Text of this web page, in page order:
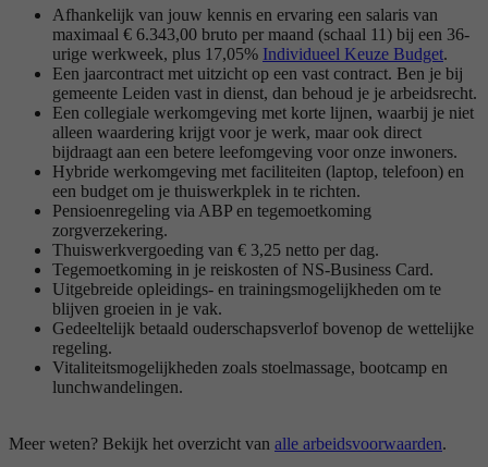
Afhankelijk van jouw kennis en ervaring een salaris van
maximaal € 6.343,00 bruto per maand (schaal 11) bij een 36-
urige werkweek, plus 17,05% Individueel Keuze Budget.
Een jaarcontract met uitzicht op een vast contract. Ben je bij
gemeente Leiden vast in dienst, dan behoud je je arbeidsrecht.
Een collegiale werkomgeving met korte lijnen, waarbij je niet
alleen waardering krijgt voor je werk, maar ook direct
bijdraagt aan een betere leefomgeving voor onze inwoners.
Hybride werkomgeving met faciliteiten (laptop, telefoon) en
een budget om je thuiswerkplek in te richten.
Pensioenregeling via ABP en tegemoetkoming
zorgverzekering.
Thuiswerkvergoeding van € 3,25 netto per dag.
Tegemoetkoming in je reiskosten of NS-Business Card.
Uitgebreide opleidings- en trainingsmogelijkheden om te
blijven groeien in je vak.
Gedeeltelijk betaald ouderschapsverlof bovenop de wettelijke
regeling.
Vitaliteitsmogelijkheden zoals stoelmassage, bootcamp en
lunchwandelingen.
Meer weten? Bekijk het overzicht van alle arbeidsvoorwaarden.